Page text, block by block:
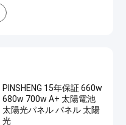
PINSHENG 15年保証 660w
680w 700w A+ 太陽電池
太陽光パネル パネル 太陽
光